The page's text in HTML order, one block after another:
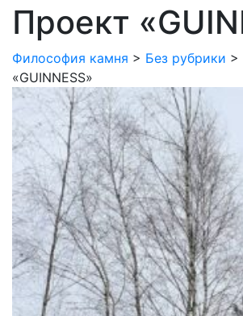
Проект
Философия камня > Без рубрики >
«GUINNESS»